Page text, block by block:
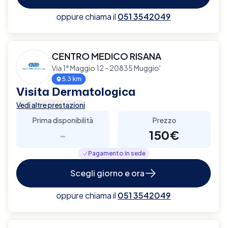
oppure chiama il 051 3542049
CENTRO MEDICO RISANA
Via 1° Maggio 12 - 20835 Muggio'
5.3 km
Visita Dermatologica
Vedi altre prestazioni
Prima disponibilità
-
Prezzo
150€
Pagamento in sede
Scegli giorno e ora
oppure chiama il 051 3542049